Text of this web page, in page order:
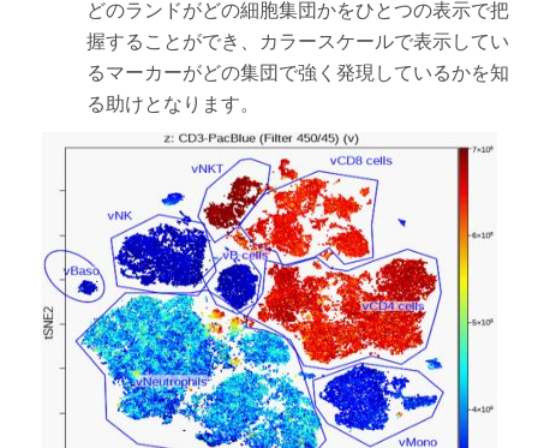
どのランドがどの細胞集団かをひとつの表示で把
握することができ、カラースケールで表示してい
るマーカーがどの集団で強く発現しているかを知
る助けとなります。